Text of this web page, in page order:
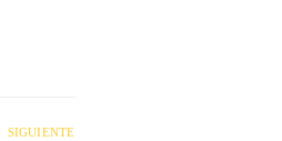
SIGUIENTE